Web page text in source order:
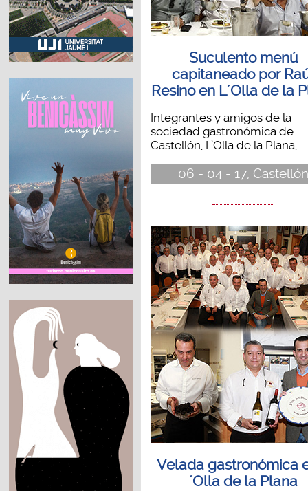
Suculento menú
capitaneado por
Resino en L´Olla de la
Integrantes y amigos de la
sociedad gastronómica de
Castellón, L’Olla de la Plana,...
06 - 04 - 17, Castellón
Velada gastronómica
´Olla de la Plana